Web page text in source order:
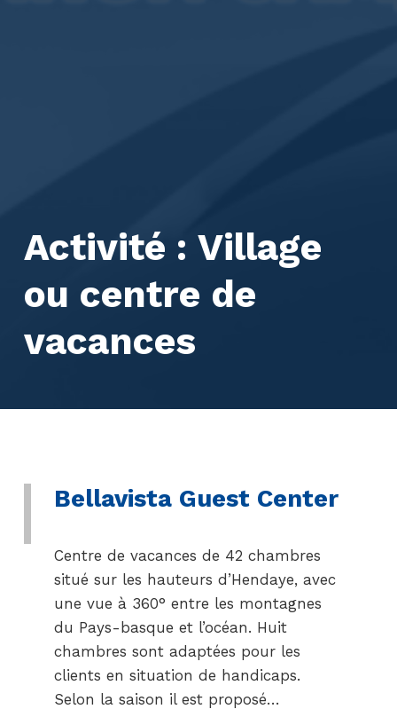
Activité : Village
ou centre de
vacances
Bellavista Guest Center
Centre de vacances de 42 chambres
situé sur les hauteurs d’Hendaye, avec
une vue à 360° entre les montagnes
du Pays-basque et l’océan. Huit
chambres sont adaptées pour les
clients en situation de handicaps.
Selon la saison il est proposé…